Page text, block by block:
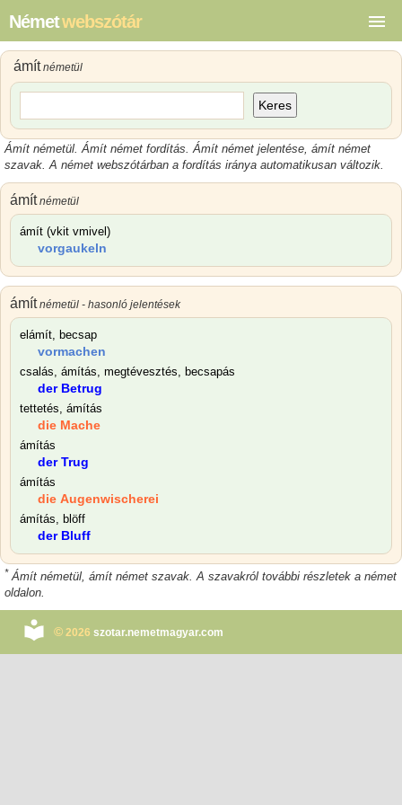
Németwebszótár
ámítnémetül
Keres
Ámít németül. Ámít német fordítás. Ámít német jelentése, ámít német
szavak. A német webszótárban a fordítás iránya automatikusan változik.
ámítnémetül
ámít (vkit vmivel)
vorgaukeln
ámítnémetül - hasonló jelentések
elámít, becsap
vormachen
csalás, ámítás, megtévesztés, becsapás
der Betrug
tettetés, ámítás
die Mache
ámítás
der Trug
ámítás
die Augenwischerei
ámítás, blöff
der Bluff
* Ámít németül, ámít német szavak. A szavakról további részletek a német
oldalon.
© 2026 szotar.nemetmagyar.com